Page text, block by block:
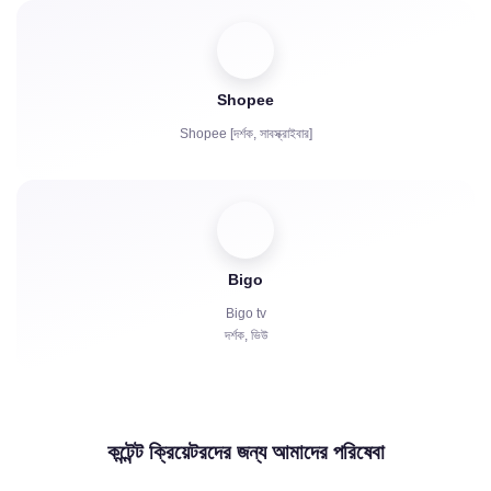
Shopee
Shopee [দর্শক, সাবস্ক্রাইবার]
Bigo
Bigo tv
দর্শক, ভিউ
কন্টেন্ট ক্রিয়েটরদের জন্য আমাদের পরিষেবা